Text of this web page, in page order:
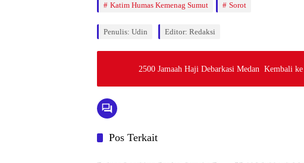
Katim Humas Kemenag Sumut
Sorot
Penulis: Udin Editor: Redaksi
2500 Jamaah Haji Debarkasi Medan Kembali
Pos Terkait
Berita